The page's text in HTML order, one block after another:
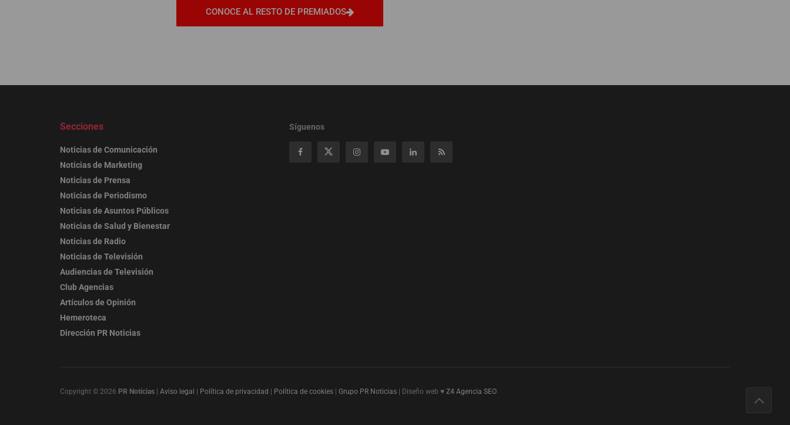
CONOCE AL RESTO DE PREMIADOS
Secciones
Noticias de Comunicación
Noticias de Marketing
Noticias de Prensa
Noticias de Periodismo
Noticias de Asuntos Públicos
Noticias de Salud y Bienestar
Noticias de Radio
Noticias de Televisión
Audiencias de Televisión
Club Agencias
Artículos de Opinión
Hemeroteca
Dirección PR Noticias
Síguenos
Copyright © 2026 PR Noticias | Aviso legal | Política de privacidad | Política de cookies | Grupo PR Noticias | Diseño web ♥ Z4 Agencia SEO